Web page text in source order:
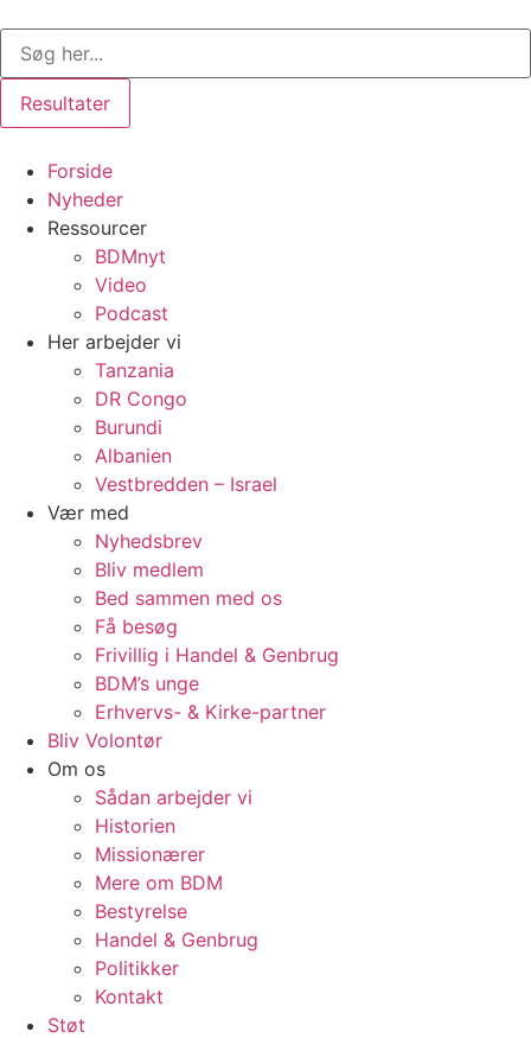
indhold
Search
Resultater
Forside
Nyheder
Ressourcer
BDMnyt
Video
Podcast
Her arbejder vi
Tanzania
DR Congo
Burundi
Albanien
Vestbredden – Israel
Vær med
Nyhedsbrev
Bliv medlem
Bed sammen med os
Få besøg
Frivillig i Handel & Genbrug
BDM’s unge
Erhvervs- & Kirke-partner
Bliv Volontør
Om os
Sådan arbejder vi
Historien
Missionærer
Mere om BDM
Bestyrelse
Handel & Genbrug
Politikker
Kontakt
Støt